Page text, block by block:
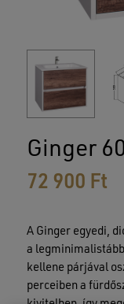
Ginger
72 900 Ft
A Ginger egyedi,
a
kellene párjával
perceiben a